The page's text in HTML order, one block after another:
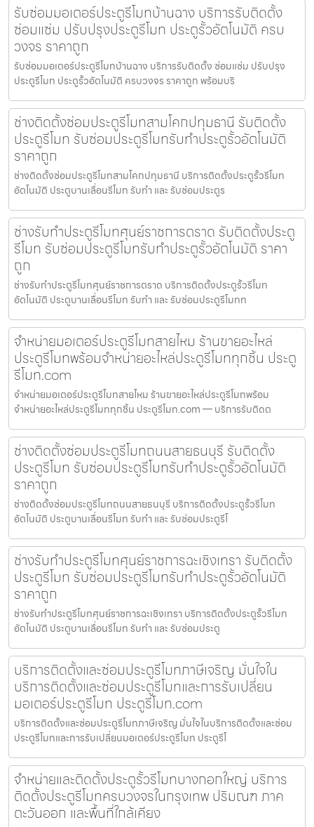
รับซ่อมมอเตอร์ประตูรีโมทบ้านฉาง บริการรับติดตั้ง
ซ่อมแซ่ม ปรับปรุงประตูรีโมท ประตูรั้วอัตโนมัติ ครบ
วงจร ราคาถูก
รับซ่อมมอเตอร์ประตูรีโมทบ้านฉาง บริการรับติดตั้ง ซ่อมแซ่ม ปรับปรุง
ประตูรีโมท ประตูรั้วอัตโนมัติ ครบวงจร ราคาถูก พร้อมบริ
ช่างติดตั้งซ่อมประตูรีโมทสามโคกปทุมธานี รับติดตั้ง
ประตูรีโมท รับซ่อมประตูรีโมทรับทำประตูรั้วอัตโนมัติ
ราคาถูก
ช่างติดตั้งซ่อมประตูรีโมทสามโคกปทุมธานี บริการติดตั้งประตูรั้วรีโมท
อัตโนมัติ ประตูบานเลื่อนรีโมท รับทำ และ รับซ่อมประตูร
ช่างรับทำประตูรีโมทศุนย์ราชการตราด รับติดตั้งประตู
รีโมท รับซ่อมประตูรีโมทรับทำประตูรั้วอัตโนมัติ ราคา
ถูก
ช่างรับทำประตูรีโมทศุนย์ราชการตราด บริการติดตั้งประตูรั้วรีโมท
อัตโนมัติ ประตูบานเลื่อนรีโมท รับทำ และ รับซ่อมประตูรีโมทท
จำหน่ายมอเตอร์ประตูรีโมทสายไหม ร้านขายอะไหล่
ประตูรีโมทพร้อมจำหน่ายอะไหล่ประตูรีโมททุกชิ้น ประตู
รีโมท.com
จำหน่ายมอเตอร์ประตูรีโมทสายไหม ร้านขายอะไหล่ประตูรีโมทพร้อม
จำหน่ายอะไหล่ประตูรีโมททุกชิ้น ประตูรีโมท.com — บริการรับติดต
ช่างติดตั้งซ่อมประตูรีโมทถนนสายธนบุรี รับติดตั้ง
ประตูรีโมท รับซ่อมประตูรีโมทรับทำประตูรั้วอัตโนมัติ
ราคาถูก
ช่างติดตั้งซ่อมประตูรีโมทถนนสายธนบุรี บริการติดตั้งประตูรั้วรีโมท
อัตโนมัติ ประตูบานเลื่อนรีโมท รับทำ และ รับซ่อมประตูรีโ
ช่างรับทำประตูรีโมทศุนย์ราชการฉะเชิงเทรา รับติดตั้ง
ประตูรีโมท รับซ่อมประตูรีโมทรับทำประตูรั้วอัตโนมัติ
ราคาถูก
ช่างรับทำประตูรีโมทศุนย์ราชการฉะเชิงเทรา บริการติดตั้งประตูรั้วรีโมท
อัตโนมัติ ประตูบานเลื่อนรีโมท รับทำ และ รับซ่อมประตู
บริการติดตั้งและซ่อมประตูรีโมทภาษีเจริญ มั่นใจใน
บริการติดตั้งและซ่อมประตูรีโมทและการรับเปลี่ยน
มอเตอร์ประตูรีโมท ประตูรีโมท.com
บริการติดตั้งและซ่อมประตูรีโมทภาษีเจริญ มั่นใจในบริการติดตั้งและซ่อม
ประตูรีโมทและการรับเปลี่ยนมอเตอร์ประตูรีโมท ประตูรีโ
จำหน่ายและติดตั้งประตูรั้วรีโมทบางกอกใหญ่ บริการ
ติดตั้งประตูรีโมทครบวงจรในกรุงเทพ ปริมณฑ ภาค
ตะวันออก และพื้นที่ใกล้เคียง